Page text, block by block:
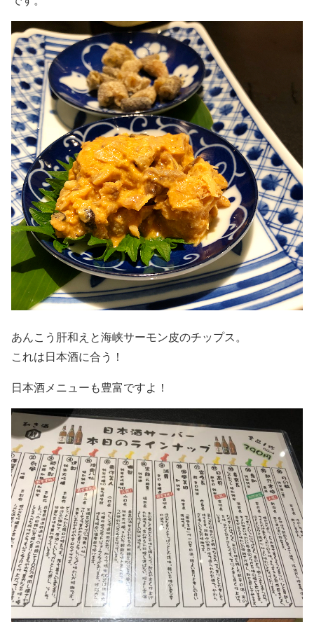
あんこう肝和えと海峡サーモン皮のチップス。
これは日本酒に合う！
日本酒メニューも豊富ですよ！